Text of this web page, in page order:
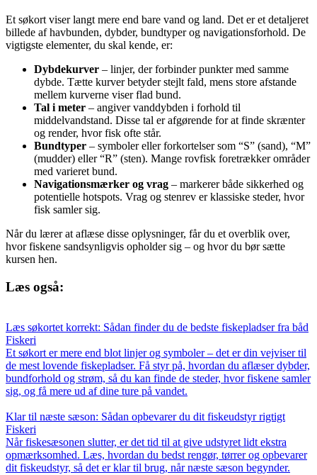
Et søkort viser langt mere end bare vand og land. Det er et detaljeret
billede af havbunden, dybder, bundtyper og navigationsforhold. De
vigtigste elementer, du skal kende, er:
Dybdekurver – linjer, der forbinder punkter med samme
dybde. Tætte kurver betyder stejlt fald, mens store afstande
mellem kurverne viser flad bund.
Tal i meter – angiver vanddybden i forhold til
middelvandstand. Disse tal er afgørende for at finde skrænter
og render, hvor fisk ofte står.
Bundtyper – symboler eller forkortelser som “S” (sand), “M”
(mudder) eller “R” (sten). Mange rovfisk foretrækker områder
med varieret bund.
Navigationsmærker og vrag – markerer både sikkerhed og
potentielle hotspots. Vrag og stenrev er klassiske steder, hvor
fisk samler sig.
Når du lærer at aflæse disse oplysninger, får du et overblik over,
hvor fiskene sandsynligvis opholder sig – og hvor du bør sætte
kursen hen.
Læs også:
Læs søkortet korrekt: Sådan finder du de bedste fiskepladser fra båd
Fiskeri
Et søkort er mere end blot linjer og symboler – det er din vejviser til
de mest lovende fiskepladser. Få styr på, hvordan du aflæser dybder,
bundforhold og strøm, så du kan finde de steder, hvor fiskene samler
sig, og få mere ud af dine ture på vandet.
Klar til næste sæson: Sådan opbevarer du dit fiskeudstyr rigtigt
Fiskeri
Når fiskesæsonen slutter, er det tid til at give udstyret lidt ekstra
opmærksomhed. Læs, hvordan du bedst rengør, tørrer og opbevarer
dit fiskeudstyr, så det er klar til brug, når næste sæson begynder.